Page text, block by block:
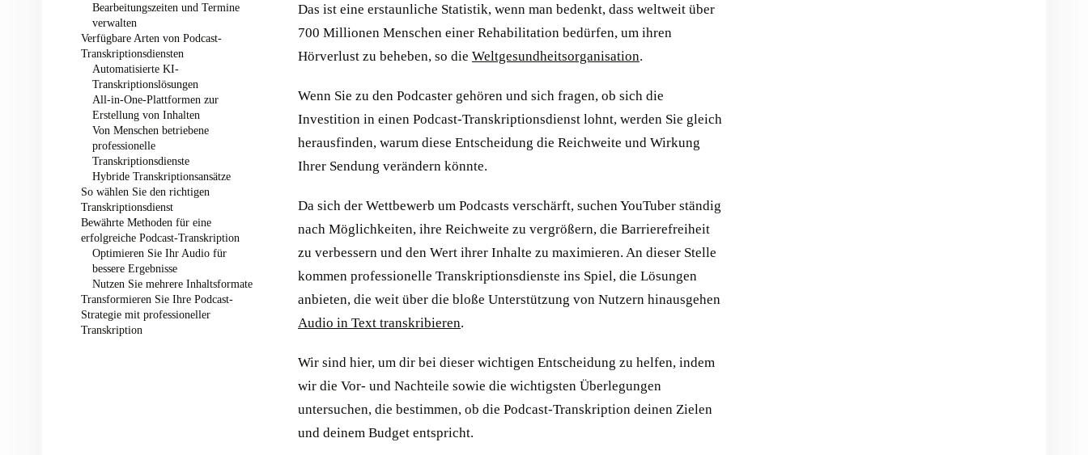
Bearbeitungszeiten und Termine
verwalten
Verfügbare Arten von Podcast-
Transkriptionsdiensten
Automatisierte KI-
Transkriptionslösungen
All-in-One-Plattformen zur
Erstellung von Inhalten
Von Menschen betriebene
professionelle
Transkriptionsdienste
Hybride Transkriptionsansätze
So wählen Sie den richtigen
Transkriptionsdienst
Bewährte Methoden für eine
erfolgreiche Podcast-Transkription
Optimieren Sie Ihr Audio für
bessere Ergebnisse
Nutzen Sie mehrere Inhaltsformate
Transformieren Sie Ihre Podcast-
Strategie mit professioneller
Transkription
Das ist eine erstaunliche Statistik, wenn man bedenkt, dass weltweit über
700 Millionen Menschen einer Rehabilitation bedürfen, um ihren
Hörverlust zu beheben, so die Weltgesundheitsorganisation.
Wenn Sie zu den Podcaster gehören und sich fragen, ob sich die
Investition in einen Podcast-Transkriptionsdienst lohnt, werden Sie gleich
herausfinden, warum diese Entscheidung die Reichweite und Wirkung
Ihrer Sendung verändern könnte.
Da sich der Wettbewerb um Podcasts verschärft, suchen YouTuber ständig
nach Möglichkeiten, ihre Reichweite zu vergrößern, die Barrierefreiheit
zu verbessern und den Wert ihrer Inhalte zu maximieren. An dieser Stelle
kommen professionelle Transkriptionsdienste ins Spiel, die Lösungen
anbieten, die weit über die bloße Unterstützung von Nutzern hinausgehen
Audio in Text transkribieren.
Wir sind hier, um dir bei dieser wichtigen Entscheidung zu helfen, indem
wir die Vor- und Nachteile sowie die wichtigsten Überlegungen
untersuchen, die bestimmen, ob die Podcast-Transkription deinen Zielen
und deinem Budget entspricht.